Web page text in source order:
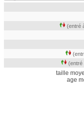
(entré
(entré
taille
age